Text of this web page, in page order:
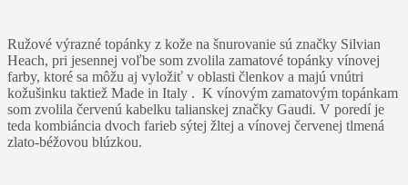
Ružové výrazné topánky z kože na šnurovanie sú značky Silvian
Heach, pri jesennej voľbe som zvolila zamatové topánky vínovej
farby, ktoré sa môžu aj vyložiť v oblasti členkov a majú vnútri
kožušinku taktiež Made in Italy . K vínovým zamatovým topánkam
som zvolila červenú kabelku talianskej značky Gaudi. V poredí je
teda kombiáncia dvoch farieb sýtej žltej a vínovej červenej tlmená
zlato-béžovou blúzkou.